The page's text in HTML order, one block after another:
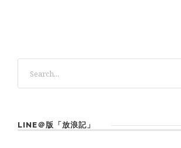
LINE＠版「放浪記」